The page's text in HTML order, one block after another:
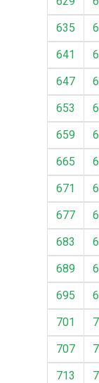
635
641
647
653
659
665
671
677
683
689
695
701
707
713